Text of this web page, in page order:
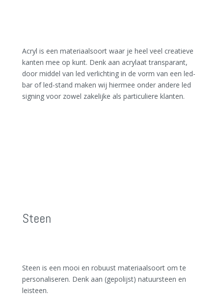
Acryl is een materiaalsoort waar je heel veel creatieve
kanten mee op kunt. Denk aan acrylaat transparant,
door middel van led verlichting in de vorm van een led-
bar of led-stand maken wij hiermee onder andere led
signing voor zowel zakelijke als particuliere klanten.
Steen
Steen is een mooi en robuust materiaalsoort om te
personaliseren. Denk aan (gepolijst) natuursteen en
leisteen.